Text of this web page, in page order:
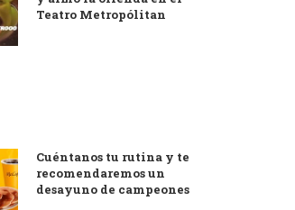
Teatro Metropólitan
Cuéntanos tu rutina y te
recomendaremos un
desayuno de campeones